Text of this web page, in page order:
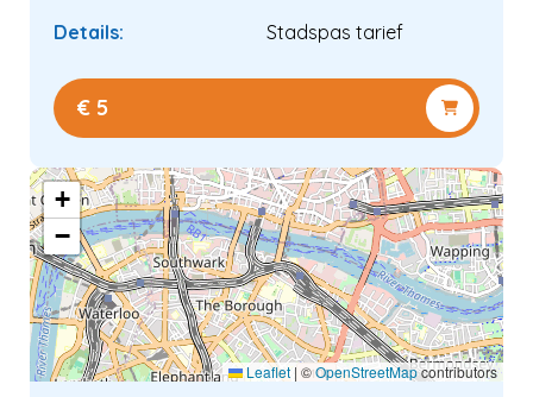
Verder kijken
Naar winkelwagen
+
−
Leaflet | ©OpenStreetMapcontributors
Details: Stadspas tarief
€ 5